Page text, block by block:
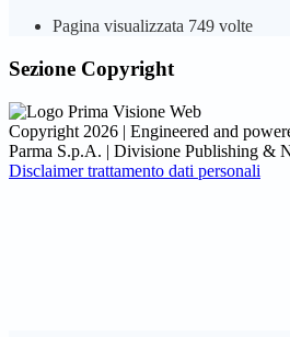
Pagina visualizzata 749 volte
Sezione Copyright
Copyright 2026 | Engineered and
Parma S.p.A. | Divisione Publishing &
Disclaimer trattamento dati personali